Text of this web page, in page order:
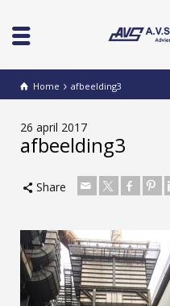
Home afbeelding3
26 april 2017
afbeelding3
Share